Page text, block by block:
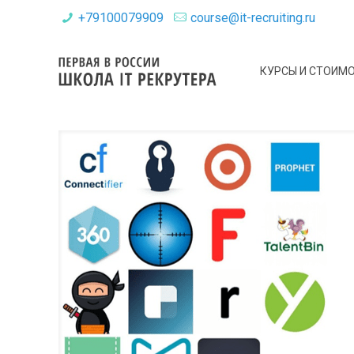
+79100079909 course@it-recruiting.ru
КУРСЫ И